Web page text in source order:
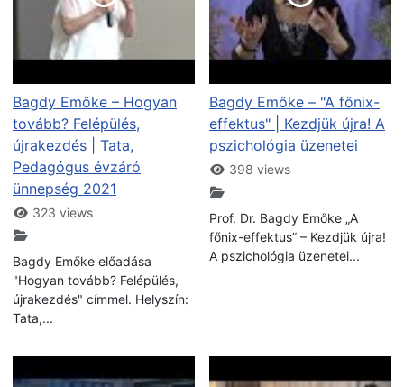
Bagdy Emőke – Hogyan
tovább? Felépülés,
újrakezdés | Tata,
Pedagógus évzáró
ünnepség 2021
323 views
Bagdy Emőke előadása
"Hogyan tovább? Felépülés,
újrakezdés" címmel. Helyszín:
Tata,...
Bagdy Emőke – "A főnix-
effektus" | Kezdjük újra! A
pszichológia üzenetei
398 views
Prof. Dr. Bagdy Emőke „A
főnix-effektus” – Kezdjük újra!
A pszichológia üzenetei...